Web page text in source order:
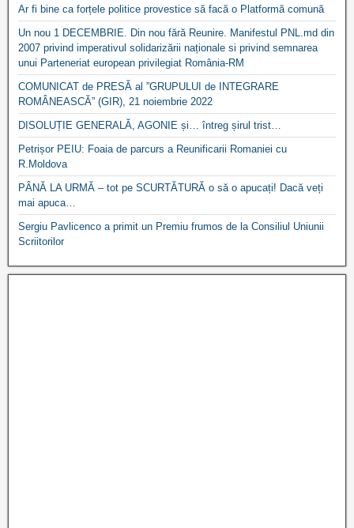
Ar fi bine ca forțele politice provestice să facă o Platformă comună
Un nou 1 DECEMBRIE. Din nou fără Reunire. Manifestul PNL.md din
2007 privind imperativul solidarizării naționale si privind semnarea
unui Parteneriat european privilegiat România-RM
COMUNICAT de PRESĂ al ”GRUPULUI de INTEGRARE
ROMÂNEASCĂ” (GIR), 21 noiembrie 2022
DISOLUȚIE GENERALĂ, AGONIE și… întreg șirul trist…
Petrișor PEIU: Foaia de parcurs a Reunificarii Romaniei cu
R.Moldova
PÂNĂ LA URMĂ – tot pe SCURTĂTURĂ o să o apucați! Dacă veți
mai apuca…
Sergiu Pavlicenco a primit un Premiu frumos de la Consiliul Uniunii
Scriitorilor